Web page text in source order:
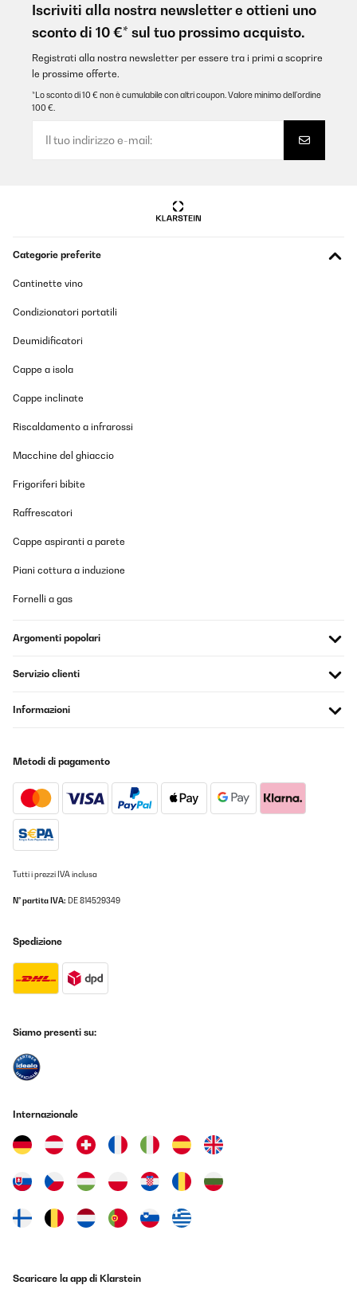
Iscriviti alla nostra newsletter e ottieni uno
sconto di 10 €* sul tuo prossimo acquisto.
Registrati alla nostra newsletter per essere tra i primi a scoprire
le prossime offerte.
*Lo sconto di 10 € non è cumulabile con altri coupon. Valore minimo dell’ordine
100 €.
Categorie preferite
Cantinette vino
Condizionatori portatili
Deumidificatori
Cappe a isola
Cappe inclinate
Riscaldamento a infrarossi
Macchine del ghiaccio
Frigoriferi bibite
Raffrescatori
Cappe aspiranti a parete
Piani cottura a induzione
Fornelli a gas
Argomenti popolari
Servizio clienti
Informazioni
Metodi di pagamento
Tutti i prezzi IVA inclusa
N° partita IVA: DE 814529349
Spedizione
Siamo presenti su:
Internazionale
Scaricare la app di Klarstein